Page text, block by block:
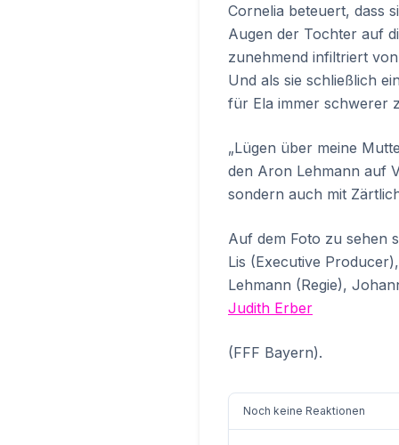
Cornelia beteuert, dass
Augen der Tochter auf
zunehmend infiltriert
Und als sie schließlich
für Ela immer schwerer
„Lügen über meine
den Aron Lehmann auf
sondern auch mit
Auf dem Foto zu sehen
Lis (Executive
Lehmann (Regie),
Judith Erber
(FFF Bayern).
Noch keine Reaktionen